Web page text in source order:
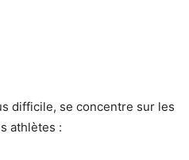
difficile, se concentre sur les
athlètes :